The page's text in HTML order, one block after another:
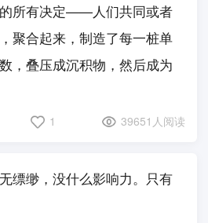
所有决定——人们共同或者
聚合起来，制造了每一桩单
，叠压成沉积物，然后成为
1 39651人阅读
缥缈，没什么影响力。只有